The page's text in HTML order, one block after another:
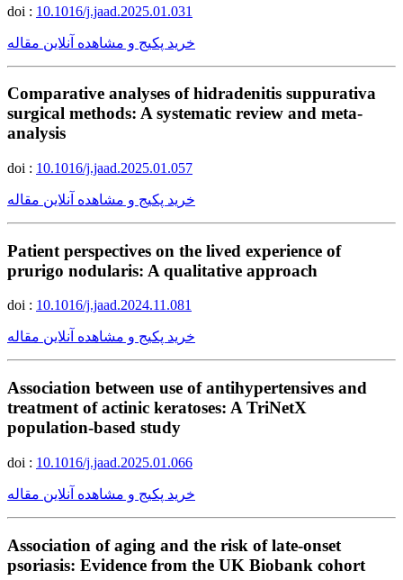
doi : 10.1016/j.jaad.2025.01.031
خرید پکیج و مشاهده آنلاین مقاله
Comparative analyses of hidradenitis suppurativa
surgical methods: A systematic review and meta-
analysis
doi : 10.1016/j.jaad.2025.01.057
خرید پکیج و مشاهده آنلاین مقاله
Patient perspectives on the lived experience of
prurigo nodularis: A qualitative approach
doi : 10.1016/j.jaad.2024.11.081
خرید پکیج و مشاهده آنلاین مقاله
Association between use of antihypertensives and
treatment of actinic keratoses: A TriNetX
population-based study
doi : 10.1016/j.jaad.2025.01.066
خرید پکیج و مشاهده آنلاین مقاله
Association of aging and the risk of late-onset
psoriasis: Evidence from the UK Biobank cohort